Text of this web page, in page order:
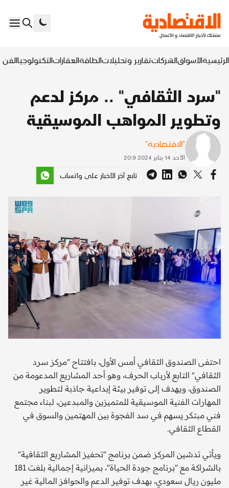
الرئيسيةالأسواقالشركاتتقارير وتحليلاتالطاقةالعقاراتالتكنولوجياالفن
"سرد الثقافي" .. مركز لدعم
وتطوير المواهب الموسيقية
"الاقتصادية"
الأحد 14 يناير 2024 20:9
تابع آخر الأخبار على واتساب
احتفى الصندوق الثقافي أمس الأول، بافتتاح "مركز سرد
الثقافي" التابع لأرباب الحرف، وهو أحد المشاريع المدعومة من
الصندوق، ويهدف إلى توفير بيئة إبداعية جاذبة لتطوير
المهارات الفنية الموسيقية للمتميزين والمبدعين، لبناء مجتمع
فني مبتكر يسهم في سد الفجوة بين المهتمين والسوق في
القطاع الثقافي.
ويأتي تدشين المركز ضمن برنامج "تحفيز المشاريع الثقافية"
بالشراكة مع "برنامج جودة الحياة"، بميزانية إجمالية بلغت 181
مليون ريال سعودي، بهدف توفير الدعم والحوافز المالية غير